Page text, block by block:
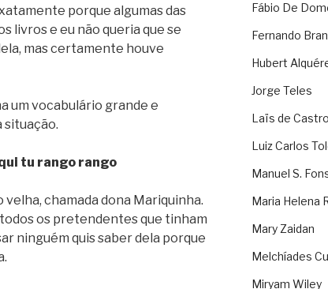
porque algumas das
livros e eu não queria que se
mas certamente houve
um vocabulário grande e
situação.
tu rango rango
chamada dona Mariquinha.
os pretendentes que tinham
ninguém quis saber dela porque
Fábio De
Fernando
Hubert
Jorge Teles
Laïs de Castro
Luiz Carlos
Manuel S.
Maria Helena
Mary Zaidan
Melchíades
Miryam Wiley